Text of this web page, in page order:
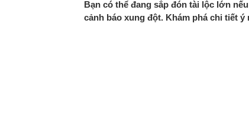
Bạn có thể đang sắp đón tài lộc lớn
cảnh báo xung đột. Khám phá chi tiết